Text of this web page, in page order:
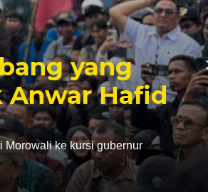
yang
Hafid
Morowali ke kursi gubernur